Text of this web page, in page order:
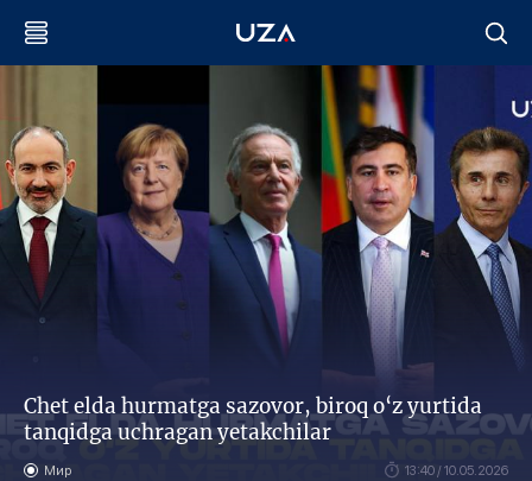
Chet elda hurmatga sazovor, biroq o‘z yurtida
tanqidga uchragan yetakchilar
Мир 13:40 / 10.05.2026